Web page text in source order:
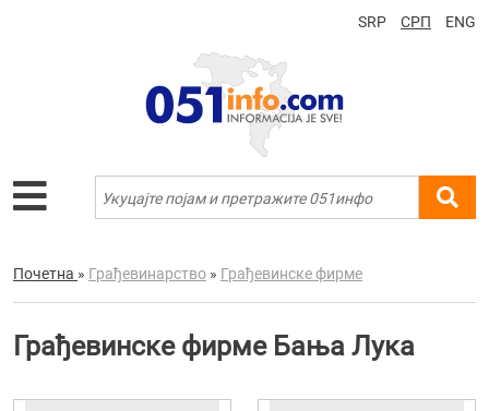
SRP СРП ENG
Почетна » Грађевинарство » Грађевинске фирме
Грађевинске фирме Бања Лука